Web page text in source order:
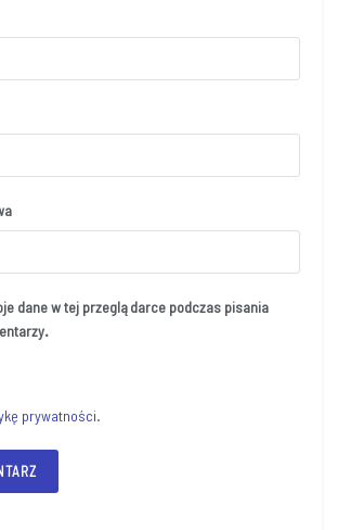
dane w tej przeglądarce podczas pisania
prywatności.